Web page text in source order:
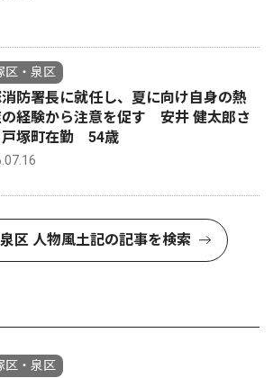
区・泉区
防署長に就任し、夏に向け自身の熱
の経験から注意を促す 安井 健太郎さ
塚町在勤 54歳
区 人物風土記の記事を検索
区・泉区